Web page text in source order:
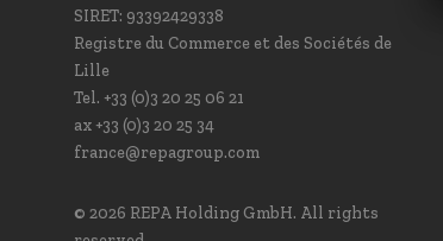
SIRET: 93392429338
Registre du Commerce et des Sociétés de
Lille
Tel. +33 (0)3 20 25 06 21
ax +33 (0)3 20 25 34
france@repagroup.com
© 2026 REPA Holding GmbH. All rights